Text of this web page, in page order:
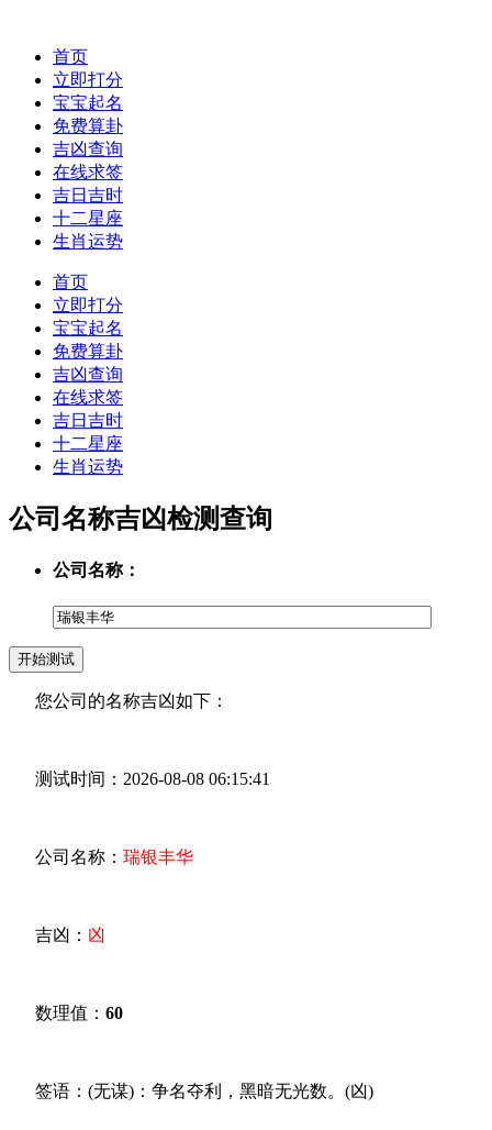
首页
立即打分
宝宝起名
免费算卦
吉凶查询
在线求签
吉日吉时
十二星座
生肖运势
首页
立即打分
宝宝起名
免费算卦
吉凶查询
在线求签
吉日吉时
十二星座
生肖运势
公司名称吉凶检测查询
公司名称：
您公司的名称吉凶如下：
测试时间：2026-08-08 06:15:41
公司名称： 瑞银丰华
吉凶： 凶
数理值： 60
签语：(无谋)：争名夺利，黑暗无光数。(凶)